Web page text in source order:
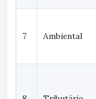
7 Ambiental